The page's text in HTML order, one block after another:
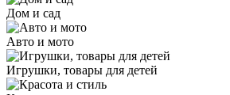
Дом и сад
Авто и мото
Игрушки, товары для детей